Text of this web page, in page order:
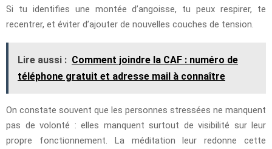
Si tu identifies une montée d’angoisse, tu peux respirer, te
recentrer, et éviter d’ajouter de nouvelles couches de tension.
Lire aussi : Comment joindre la CAF : numéro de
téléphone gratuit et adresse mail à connaître
On constate souvent que les personnes stressées ne manquent
pas de volonté : elles manquent surtout de visibilité sur leur
propre fonctionnement. La méditation leur redonne cette